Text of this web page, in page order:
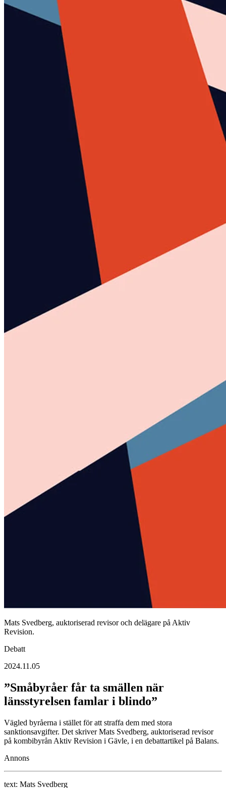
Mats Svedberg, auktoriserad revisor och delägare på Aktiv
Revision.
Debatt
2024.11.05
”Småbyråer får ta smällen när
länsstyrelsen famlar i blindo”
Vägled byråerna i stället för att straffa dem med stora
sanktionsavgifter. Det skriver Mats Svedberg, auktoriserad revisor
på kombibyrån Aktiv Revision i Gävle, i en debattartikel på Balans.
Annons
text: Mats Svedberg